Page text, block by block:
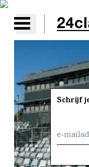
Open main
Schrijf